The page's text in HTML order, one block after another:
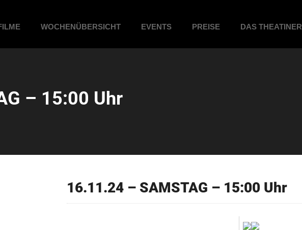
WOCHENÜBERSICHT EVENTS PREISE DAS THEATINER
– 15:00 Uhr
16.11.24 – SAMSTAG – 15:00 Uhr